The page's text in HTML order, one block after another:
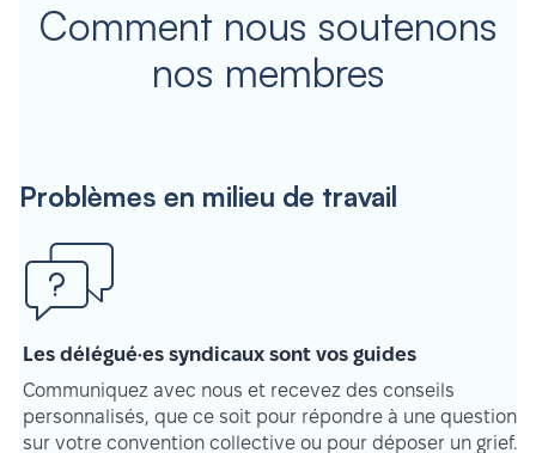
Comment nous soutenons
nos membres
Problèmes en milieu de travail
Les délégué·es syndicaux sont vos guides
Communiquez avec nous et recevez des conseils
personnalisés, que ce soit pour répondre à une question
sur votre convention collective ou pour déposer un grief.